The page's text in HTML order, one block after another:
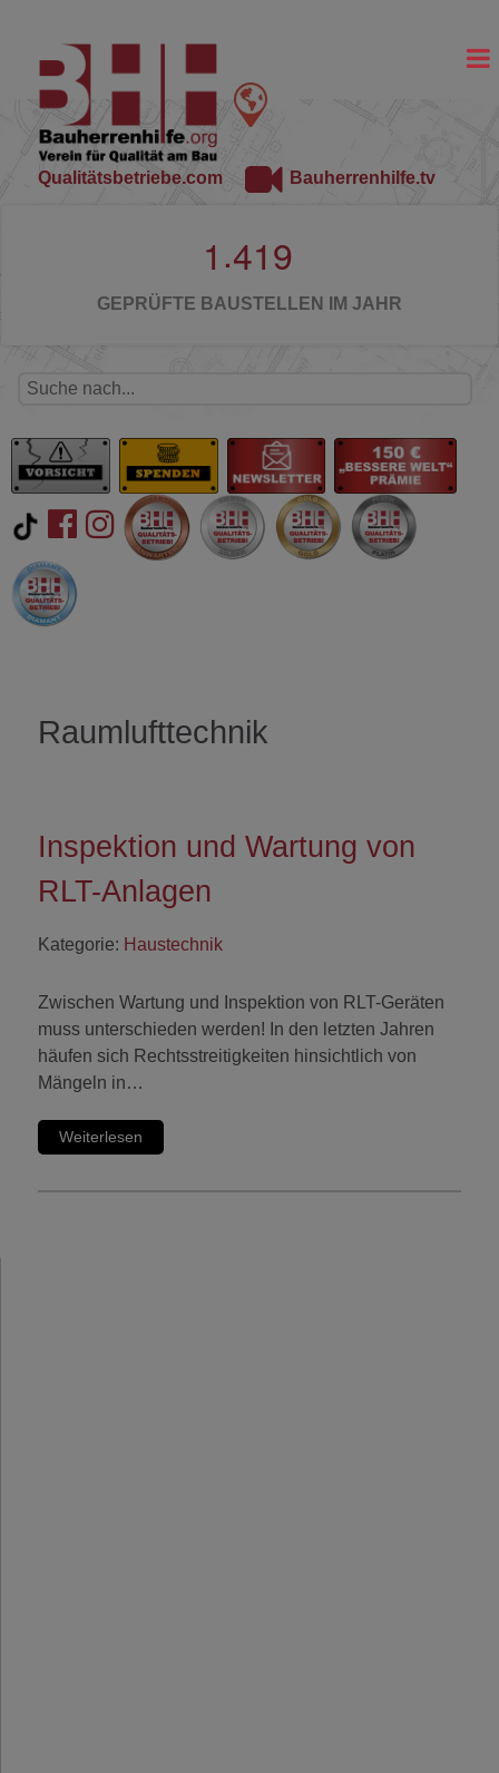
Qualitätsbetriebe.com Bauherrenhilfe.tv
1 .419
GEPRÜFTE BAUSTELLEN IM JAHR
Raumlufttechnik
Inspektion und Wartung von
RLT-Anlagen
Kategorie: Haustechnik
Zwischen Wartung und Inspektion von RLT-Geräten
muss unterschieden werden! In den letzten Jahren
häufen sich Rechtsstreitigkeiten hinsichtlich von
Mängeln in…
Weiterlesen